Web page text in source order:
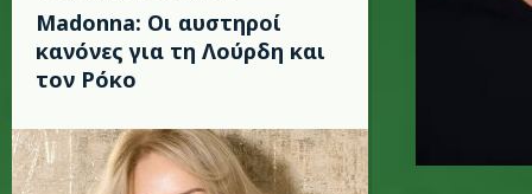
Madonna: Οι αυστηροί
κανόνες για τη Λούρδη και
τον Ρόκο